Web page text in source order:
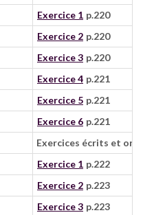
Exercice 1 p.220
Exercice 2 p.220
Exercice 3 p.220
Exercice 4 p.221
Exercice 5 p.221
Exercice 6 p.221
Exercices écrits et
Exercice 1 p.222
Exercice 2 p.223
Exercice 3 p.223